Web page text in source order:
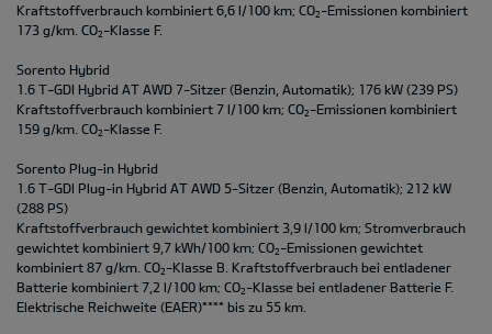
Kraftstoffverbrauch kombiniert 6,6 l/100 km; CO2 -Emissionen kombiniert
173 g/km. CO2 -Klasse F.
Sorento Hybrid
1.6 T-GDI Hybrid AT AWD 7-Sitzer (Benzin, Automatik); 176 kW (239 PS)
Kraftstoffverbrauch kombiniert 7 l/100 km; CO2 -Emissionen kombiniert
159 g/km. CO2 -Klasse F.
Sorento Plug-in Hybrid
1.6 T-GDI Plug-in Hybrid AT AWD 5-Sitzer (Benzin, Automatik); 212 kW
(288 PS)
Kraftstoffverbrauch gewichtet kombiniert 3,9 l/100 km; Stromverbrauch
gewichtet kombiniert 9,7 kWh/100 km; CO2 -Emissionen gewichtet
kombiniert 87 g/km. CO2 -Klasse B. Kraftstoffverbrauch bei entladener
Batterie kombiniert 7,2 l/100 km; CO2 -Klasse bei entladener Batterie F.
Elektrische Reichweite (EAER)**** bis zu 55 km.